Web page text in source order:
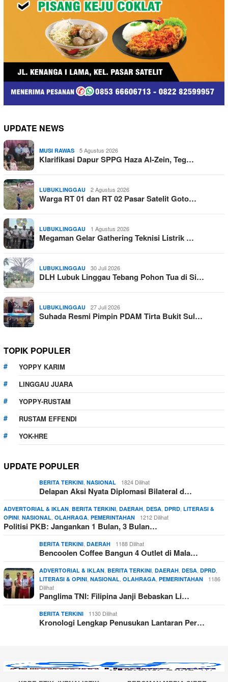
UPDATE NEWS
MUSI RAWAS 5 Agustus 2026
Klarifikasi Dapur SPPG Haza Al-Zein, Teg…
LUBUKLINGGAU 2 Agustus 2026
Warga RT 01 dan RT 02 Pasar Satelit Goto…
LUBUKLINGGAU 1 Agustus 2026
Megaman Gelar Gathering Teknisi Listrik …
LUBUKLINGGAU 30 Juli 2026
DLH Lubuk Linggau Tebang Pohon Tua di Si…
LUBUKLINGGAU 27 Juli 2026
Suhada Resmi Pimpin PDAM Tirta Bukit Sul…
TOPIK POPULER
YOPPY KARIM
LINGGAU JUARA
YOPPY-RUSTAM
RUSTAM EFFENDI
YOK-HRE
UPDATE POPULER
BERITA TERKINI NASIONAL 1824 Dilihat
Delapan Aksi Nyata Diplomasi Bilateral d…
ADVERTORIAL & IKLAN BERITA TERKINI DAERAH DESA DPRD LITERASI &
OPINI NASIONAL OLAHRAGA PEMERINTAHAN 1212 Dilihat
Politisi PKB: Jangankan 1 Bulan, 3 Bulan…
BERITA TERKINI DAERAH 1188 Dilihat
Bencoolen Coffee Bangun 4 Outlet di Mala…
ADVERTORIAL & IKLAN BERITA TERKINI DAERAH DESA DPRD
LITERASI & OPINI NASIONAL OLAHRAGA PEMERINTAHAN
1186
Dilihat
Panglima TNI: Filipina Janji Bebaskan Li…
BERITA TERKINI 1130 Dilihat
Kronologi Lengkap Penusukan Lantaran Per…